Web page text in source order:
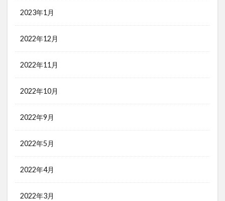
2023年1月
2022年12月
2022年11月
2022年10月
2022年9月
2022年5月
2022年4月
2022年3月